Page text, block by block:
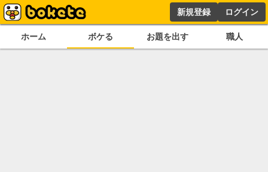
新規登録 ログイン
ホーム ボケる お題を出す 職人